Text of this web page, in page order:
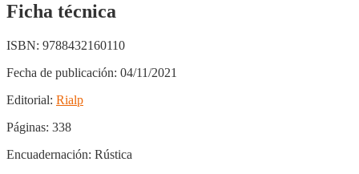
Ficha técnica
ISBN: 9788432160110
Fecha de publicación: 04/11/2021
Editorial: Rialp
Páginas: 338
Encuadernación: Rústica